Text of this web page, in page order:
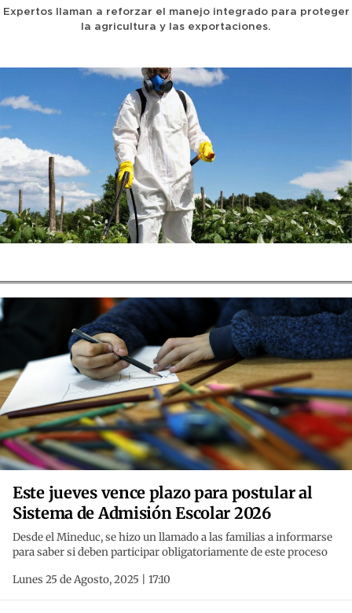
Expertos llaman a reforzar el manejo integrado para proteger
la agricultura y las exportaciones.
Este jueves vence plazo para postular al
Sistema de Admisión Escolar 2026
Desde el Mineduc, se hizo un llamado a las familias a informarse
para saber si deben participar obligatoriamente de este proceso
Lunes 25 de Agosto, 2025 | 17:10